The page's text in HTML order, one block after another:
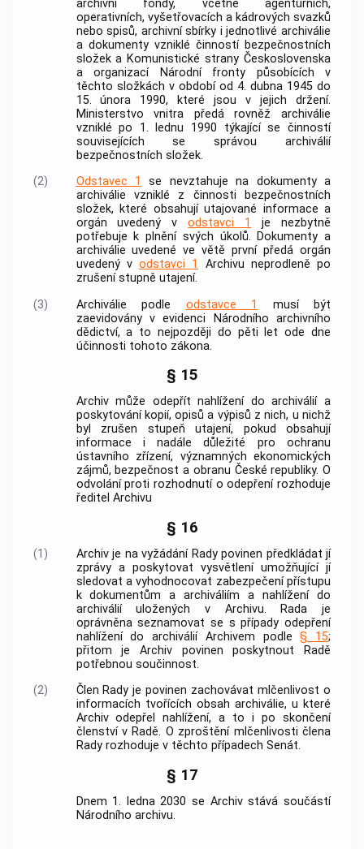
archivní fondy, včetně agenturních,
operativních, vyšetřovacích a kádrových svazků
nebo spisů, archivní sbírky i jednotlivé archiválie
a dokumenty vzniklé činností bezpečnostních
složeka Komunistické strany Československa
a organizací Národní fronty působících v
těchto složkách v období od 4. dubna 1945 do
15. února 1990, které jsou v jejich držení.
Ministerstvo vnitra předá rovněž archiválie
vzniklé po 1. lednu 1990 týkající se činností
souvisejících se správou archiválií
bezpečnostních složek.
(2)
Odstavec 1
se nevztahuje na dokumenty a
archiválie vzniklé z činnosti
bezpečnostních
složek, které obsahují utajované informace a
orgán uvedený vodstavci 1
je nezbytně
potřebuje k plnění svých úkolů. Dokumenty a
archiválie uvedené ve větě první předá orgán
uvedený v odstavci 1
Archivu neprodleně po
zrušení stupně utajení.
(3)
Archiválie podle odstavce 1
musí být
zaevidovány v evidenci Národního archivního
dědictví, a to nejpozději do pěti let ode dne
účinnosti tohoto zákona.
§ 15
Archiv může odepřít nahlížení do archiválií a
poskytování kopií, opisů a výpisů z nich, u nichž
byl zrušen stupeň utajení, pokud obsahují
informace i nadále důležité pro ochranu
ústavního zřízení, významných ekonomických
zájmů, bezpečnost a obranu České republiky. O
odvolání proti rozhodnutí o odepření rozhoduje
ředitel Archivu
§ 16
(1)
Archiv je na vyžádání Rady povinen předkládat jí
zprávy a poskytovat vysvětlení umožňující jí
sledovat a vyhodnocovat zabezpečení přístupu
k dokumentům a archiváliím a nahlížení do
archiválií uložených v Archivu. Rada je
oprávněna seznamovat se s případy odepření
nahlížení do archiválií Archivem podle§ 15;
přitom je Archiv povinen poskytnout Radě
potřebnou součinnost.
(2)
Člen Rady je povinen zachovávat mlčenlivost o
informacích tvořících obsah archiválie, u které
Archiv odepřel nahlížení, a to i po skončení
členství v Radě. O zproštění mlčenlivosti člena
Rady rozhoduje v těchto případech Senát.
§ 17
Dnem 1. ledna 2030 se Archiv stává součástí
Národního archivu.